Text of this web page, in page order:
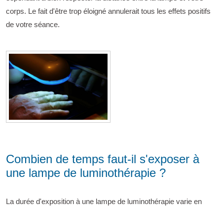
corps. Le fait d'être trop éloigné annulerait tous les effets positifs
de votre séance.
Combien de temps faut-il s'exposer à
une lampe de luminothérapie ?
La durée d'exposition à une lampe de luminothérapie varie en